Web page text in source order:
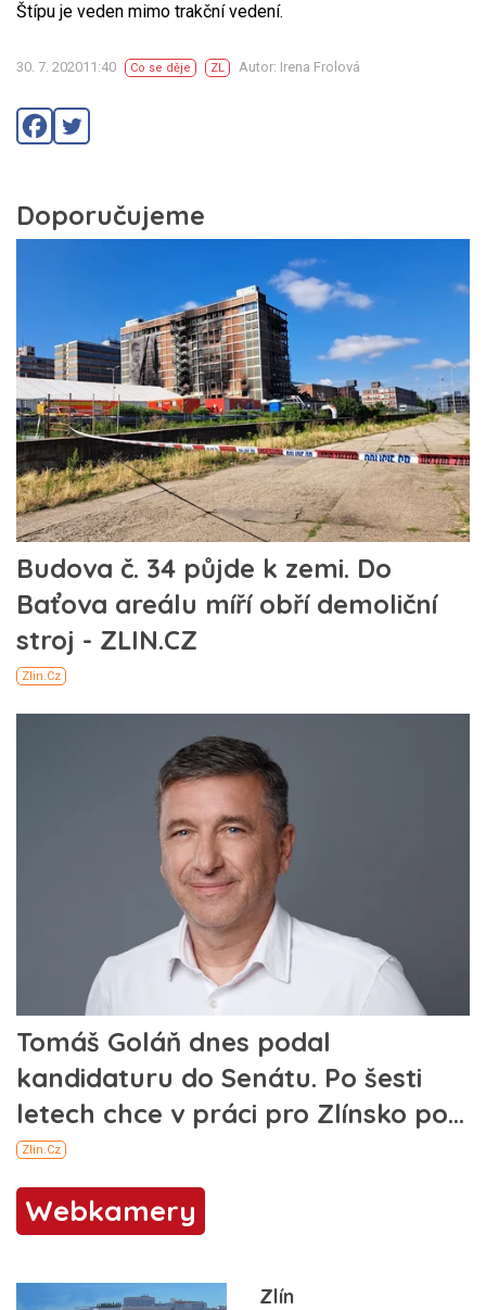
Štípu je veden mimo trakční vedení.
30. 7. 202011:40 Co se děje ZL Autor: Irena Frolová
Webkamery
Zlín